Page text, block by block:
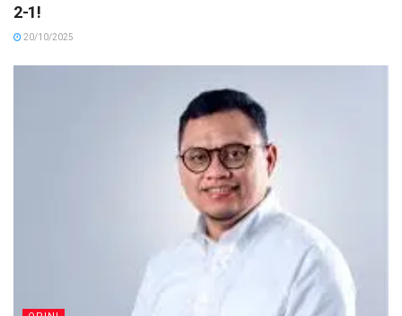
2-1!
20/10/2025